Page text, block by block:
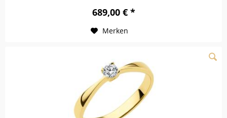
689,00 € *
Merken